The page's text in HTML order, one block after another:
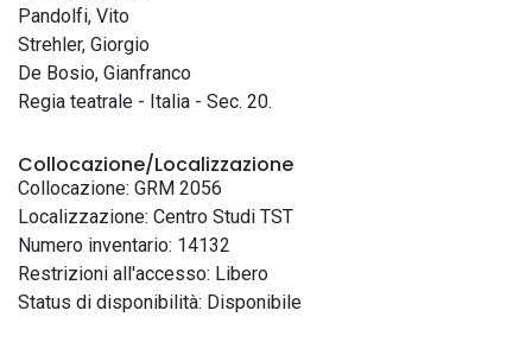
Pandolfi, Vito
Strehler, Giorgio
De Bosio, Gianfranco
Regia teatrale - Italia - Sec. 20.
Collocazione/Localizzazione
Collocazione: GRM 2056
Localizzazione: Centro Studi TST
Numero inventario: 14132
Restrizioni all'accesso: Libero
Status di disponibilità: Disponibile